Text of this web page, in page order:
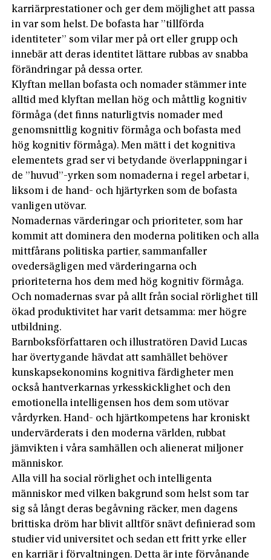
karriärprestationer och ger dem möjlighet att passa
in var som helst. De bofasta har ”tillförda
identiteter” som vilar mer på ort eller grupp och
innebär att deras identitet lättare rubbas av snabba
förändringar på dessa orter.
Klyftan mellan bofasta och nomader stämmer inte
alltid med klyftan mellan hög och måttlig kognitiv
förmåga (det finns naturligtvis nomader med
genomsnittlig kognitiv förmåga och bofasta med
hög kognitiv förmåga). Men mätt i det kognitiva
elementets grad ser vi betydande överlappningar i
de ”huvud”-yrken som nomaderna i regel arbetar i,
liksom i de hand- och hjärtyrken som de bofasta
vanligen utövar.
Nomadernas värderingar och prioriteter, som har
kommit att dominera den moderna politiken och alla
mittfårans politiska partier, sammanfaller
ovedersägligen med värderingarna och
prioriteterna hos dem med hög kognitiv förmåga.
Och nomadernas svar på allt från social rörlighet till
ökad produktivitet har varit detsamma: mer högre
utbildning.
Barnboksförfattaren och illustratören David Lucas
har övertygande hävdat att samhället behöver
kunskapsekonomins kognitiva färdigheter men
också hantverkarnas yrkesskicklighet och den
emotionella intelligensen hos dem som utövar
vårdyrken. Hand- och hjärtkompetens har kroniskt
undervärderats i den moderna världen, rubbat
jämvikten i våra samhällen och alienerat miljoner
människor.
Alla vill ha social rörlighet och intelligenta
människor med vilken bakgrund som helst som tar
sig så långt deras begåvning räcker, men dagens
brittiska dröm har blivit alltför snävt definierad som
studier vid universitet och sedan ett fritt yrke eller
en karriär i förvaltningen. Detta är inte förvånande